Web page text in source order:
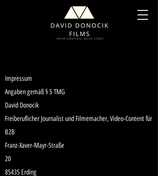
Impressum
Angaben gemäß § 5 TMG
David Donocik
Freiberuflicher Journalist und Filmemacher, Video-Content für
B2B
Franz-Xaver-Mayr-Straße
20
85435 Erding